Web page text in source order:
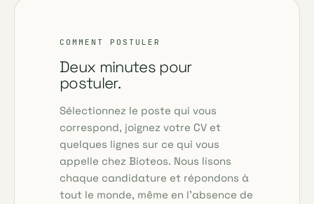
COMMENT POSTULER
Deux minutes pour
postuler.
Sélectionnez le poste qui vous
correspond, joignez votre CV et
quelques lignes sur ce qui vous
appelle chez Bioteos. Nous lisons
chaque candidature et répondons à
tout le monde, même en l'absence de